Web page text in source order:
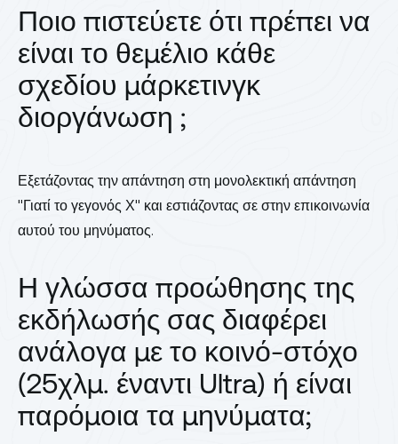
Ποιο πιστεύετε ότι πρέπει να
είναι το θεμέλιο κάθε
σχεδίου μάρκετινγκ
διοργάνωση ;
Εξετάζοντας την απάντηση στη μονολεκτική απάντηση
"Γιατί το γεγονός Χ" και εστιάζοντας σε στην επικοινωνία
αυτού του μηνύματος.
Η γλώσσα προώθησης της
εκδήλωσής σας διαφέρει
ανάλογα με το κοινό-στόχο
(25χλμ. έναντι Ultra) ή είναι
παρόμοια τα μηνύματα;